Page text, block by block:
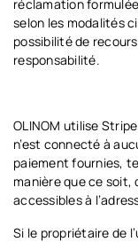
réclamation
selon les modalités
possibilité de
responsabilité.
OLINOM utilise
n’est connecté à
paiement fournies,
manière que ce
accessibles à
Si le propriétaire de